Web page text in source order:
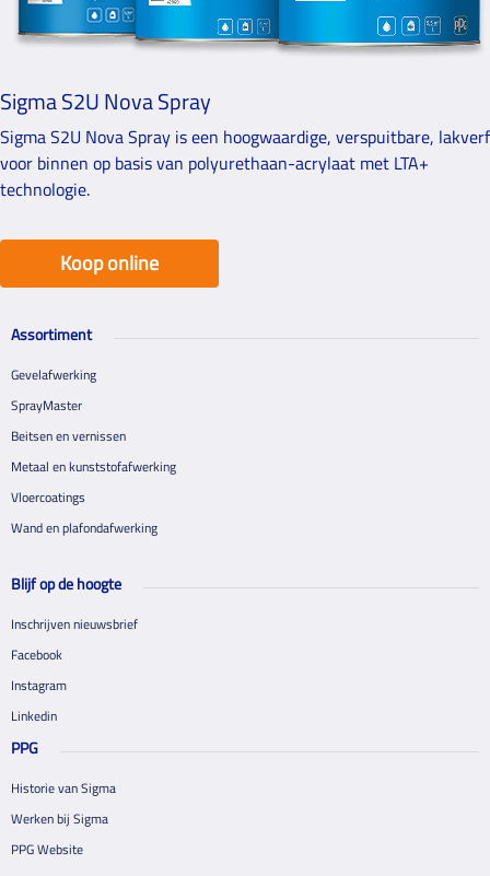
Sigma S2U Nova Spray
Sigma S2U Nova Spray is een hoogwaardige, verspuitbare, lakverf
voor binnen op basis van polyurethaan-acrylaat met LTA+
technologie.
Koop online
Assortiment
Gevelafwerking
SprayMaster
Beitsen en vernissen
Metaal en kunststofafwerking
Vloercoatings
Wand en plafondafwerking
Blijf op de hoogte
Inschrijven nieuwsbrief
Facebook
Instagram
Linkedin
PPG
Historie van Sigma
Werken bij Sigma
PPG Website